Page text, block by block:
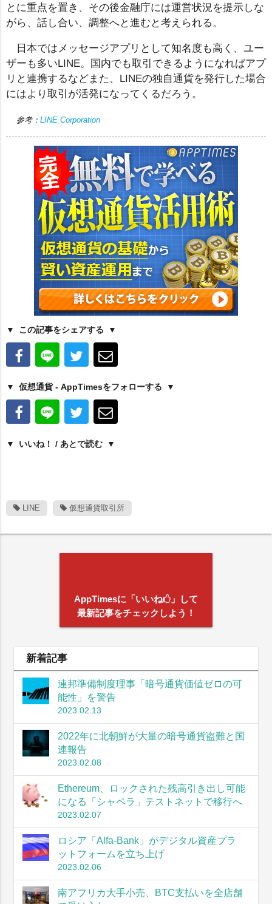
とに重点を置き、その後金融庁には運営状況を提示しな
がら、話し合い、調整へと進むと考えられる。
日本ではメッセージアプリとして知名度も高く、ユー
ザーも多いLINE。国内でも取引できるようになればアプ
リと連携するなどまた、LINEの独自通貨を発行した場合
にはより取引が活発になってくるだろう。
参考： LINE Corporation
この記事をシェアする
仮想通貨 - AppTimesをフォローする
いいね！ / あとで読む
LINE 仮想通貨取引所
AppTimesに「いいね
」して
最新記事をチェックしよう！
新着記事
連邦準備制度理事「暗号通貨価値ゼロの可
能性」を警告
2023.02.13
2022年に北朝鮮が大量の暗号通貨盗難と国
連報告
2023.02.08
Ethereum、ロックされた残高引き出し可能
になる「シャペラ」テストネットで移行へ
2023.02.07
ロシア「Alfa-Bank」がデジタル資産プラ
ットフォームを立ち上げ
2023.02.06
南アフリカ大手小売、BTC支払いを全店舗